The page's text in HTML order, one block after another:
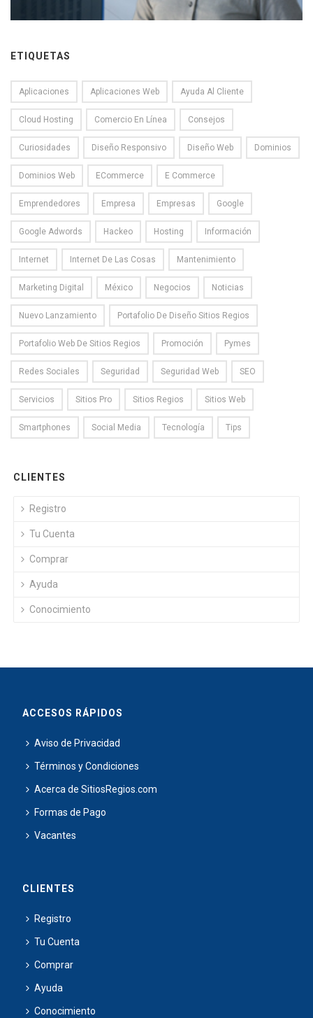
ETIQUETAS
Aplicaciones Aplicaciones Web Ayuda Al Cliente
Cloud Hosting Comercio En Línea Consejos
Curiosidades Diseño Responsivo Diseño Web Dominios
Dominios Web ECommerce E Commerce
Emprendedores Empresa Empresas Google
Google Adwords Hackeo Hosting Información
Internet Internet De Las Cosas Mantenimiento
Marketing Digital México Negocios Noticias
Nuevo Lanzamiento Portafolio De Diseño Sitios Regios
Portafolio Web De Sitios Regios Promoción Pymes
Redes Sociales Seguridad Seguridad Web SEO
Servicios Sitios Pro Sitios Regios Sitios Web
Smartphones Social Media Tecnología Tips
CLIENTES
Registro
Tu Cuenta
Comprar
Ayuda
Conocimiento
ACCESOS RÁPIDOS
Aviso de Privacidad
Términos y Condiciones
Acerca de SitiosRegios.com
Formas de Pago
Vacantes
CLIENTES
Registro
Tu Cuenta
Comprar
Ayuda
Conocimiento